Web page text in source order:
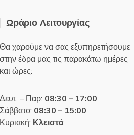
Ωράριο Λειτουργίας
Θα χαρούμε να σας εξυπηρετήσουμε
στην έδρα μας τις παρακάτω ημέρες
και ώρες:
Δευτ. – Παρ: 08:30 – 17:00
Σάββατο: 08:30 – 15:00
Κυριακή: Κλειστά